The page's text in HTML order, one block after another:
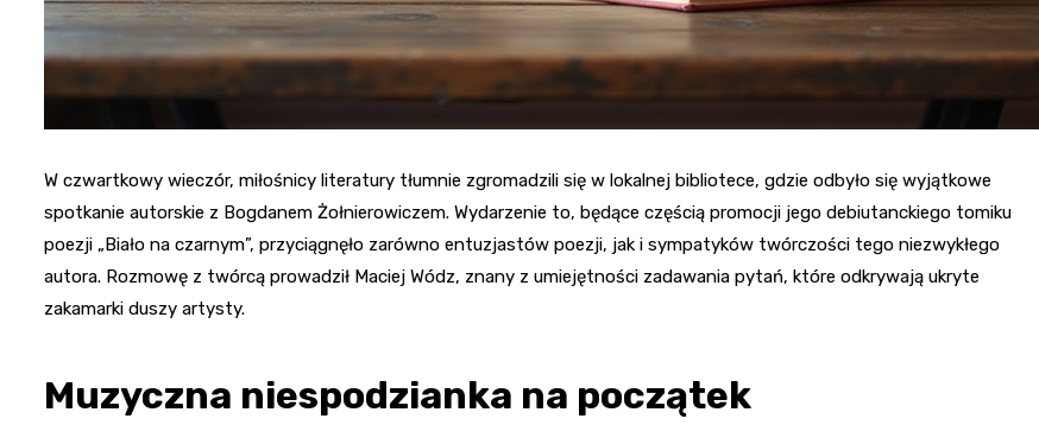
W czwartkowy wieczór, miłośnicy literatury tłumnie zgromadzili się w lokalnej bibliotece, gdzie odbyło się wyjątkowe
spotkanie autorskie z Bogdanem Żołnierowiczem. Wydarzenie to, będące częścią promocji jego debiutanckiego tomiku
poezji „Biało na czarnym”, przyciągnęło zarówno entuzjastów poezji, jak i sympatyków twórczości tego niezwykłego
autora. Rozmowę z twórcą prowadził Maciej Wódz, znany z umiejętności zadawania pytań, które odkrywają ukryte
zakamarki duszy artysty.
Muzyczna niespodzianka na początek